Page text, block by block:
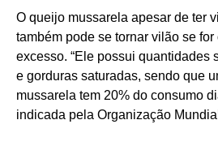
O queijo mussarela apesar de ter
também pode se tornar vilão se
excesso. “Ele possui quantidades
e gorduras saturadas, sendo que
mussarela tem 20% do consumo
indicada pela Organização